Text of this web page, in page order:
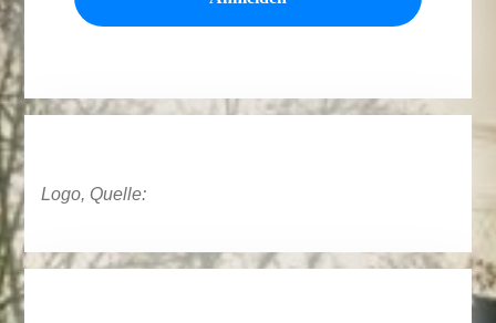
Logo, Quelle: